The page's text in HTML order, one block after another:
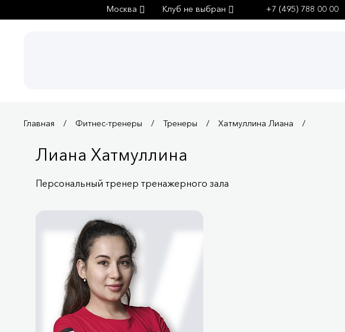
Москва Клуб не выбран +7 (495) 788 00 00
Главная Фитнес-тренеры Тренеры Хатмуллина Лиана
Лиана Хатмуллина
Персональный тренер тренажерного зала